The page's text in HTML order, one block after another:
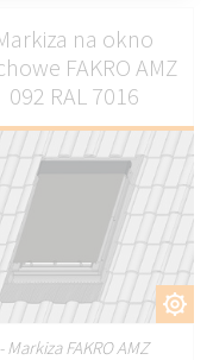
DOSTOSUJ
na okno
FAKRO AMZ
092 RAL 7016
- Markiza FAKRO AMZ